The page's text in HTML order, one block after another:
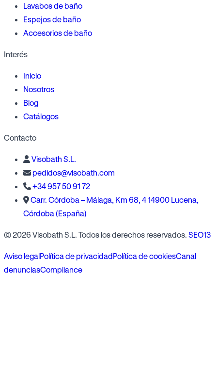
Lavabos de baño
Espejos de baño
Accesorios de baño
Interés
Inicio
Nosotros
Blog
Catálogos
Contacto
Visobath S.L.
pedidos@visobath.com
+34 957 50 91 72
Carr. Córdoba – Málaga, Km 68, 4 14900 Lucena,
Córdoba (España)
© 2026 Visobath S.L. Todos los derechos reservados. SEO13
Aviso legalPolítica de privacidadPolítica de cookiesCanal
denunciasCompliance